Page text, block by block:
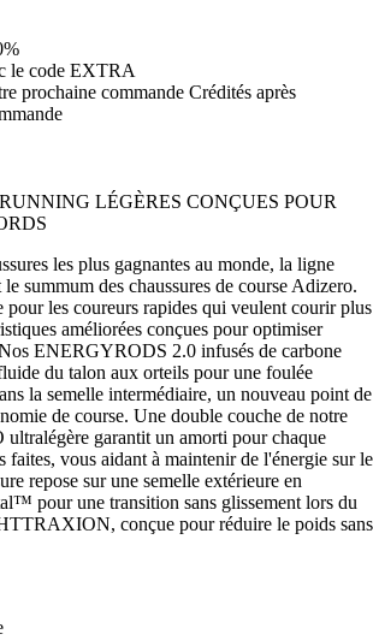
le code EXTRA
prochaine commande Crédités après
LÉGÈRES CONÇUES POUR
les plus gagnantes au monde, la ligne
summum des chaussures de course Adizero.
les coureurs rapides qui veulent courir plus
améliorées conçues pour optimiser
ENERGYRODS 2.0 infusés de carbone
du talon aux orteils pour une foulée
la semelle intermédiaire, un nouveau point de
de course. Une double couche de notre
garantit un amorti pour chaque
faites, vous aidant à maintenir de l'énergie sur le
repose sur une semelle extérieure en
pour une transition sans glissement lors du
conçue pour réduire le poids sans